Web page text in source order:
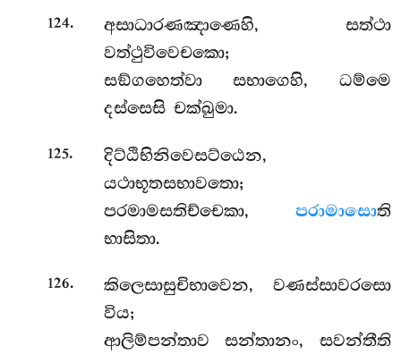
124.
අසාධාරණඤාණෙහි, සත්ථා
වත්ථුවිවෙචකො;
සඞ්ගහෙත්වා සභාගෙහි, ධම්මෙ
දස්සෙසි චක්ඛුමා.
125.
දිට්ඨිභිනිවෙසට්ඨෙන,
යථාභූතසභාවතො;
පරමාමසතිච්චෙකා, පරාමාසොති
භාසිතා.
126.
කිලෙසාසුචිභාවෙන, වණස්සාවරසො
විය;
ආලිම්පන්තාව සන්තානං, සවන්තීති